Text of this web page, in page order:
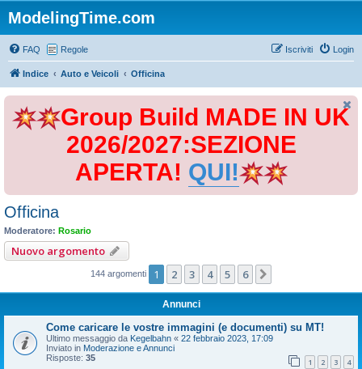
ModelingTime.com
FAQ Regole Login
Iscriviti
Indice Auto e Veicoli Officina
Group Build MADE IN UK
2026/2027:SEZIONE
APERTA! QUI!
Officina
Moderatore: Rosario
Nuovo argomento
144 argomenti 1 2 3 4 5 6
Annunci
Come caricare le vostre immagini (e documenti) su MT!
Ultimo messaggio da Kegelbahn « 22 febbraio 2023, 17:09
Inviato in Moderazione e Annunci
Risposte: 35 1 2 3 4